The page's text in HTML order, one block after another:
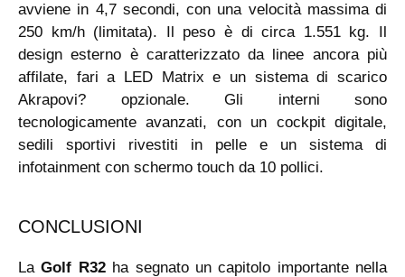
avviene in 4,7 secondi, con una velocità massima di
250 km/h (limitata). Il peso è di circa 1.551 kg. Il
design esterno è caratterizzato da linee ancora più
affilate, fari a LED Matrix e un sistema di scarico
Akrapovi? opzionale. Gli interni sono
tecnologicamente avanzati, con un cockpit digitale,
sedili sportivi rivestiti in pelle e un sistema di
infotainment con schermo touch da 10 pollici.
CONCLUSIONI
LaGolf R32ha segnato un capitolo importante nella